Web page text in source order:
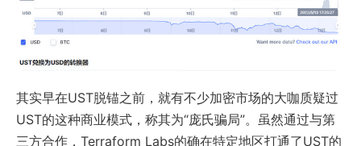
其实早在UST脱锚之前，就有不少加密市场的大咖质疑过
UST的这种商业模式，称其为“庞氏骗局”。虽然通过与第
三方合作，Terraform Labs的确在特定地区打通了UST的